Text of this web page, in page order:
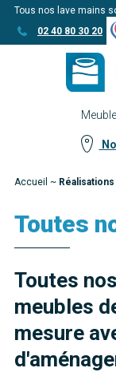
Aller
au
Aller au
contenu
Tous nos lave mains
02 40 80 30 20
Accueil ~ Réalisations
Toutes
Toutes
meubles
mesure